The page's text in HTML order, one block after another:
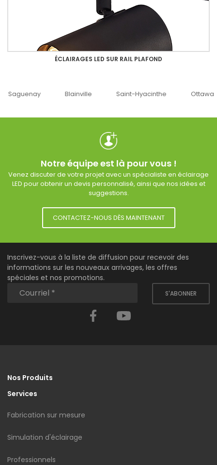
ÉCLAIRAGES LED SUR RAIL PLAFOND
Blainville Saint-Hyacinthe Ottawa
Notre équipe est là pour vous !
Venez discuter de votre projet avec un spécialiste en éclairage
LED pour obtenir un devis personnalisé, ainsi que nos idées et
suggestions.
CONTACTEZ-NOUS DÈS MAINTENANT
Inscrivez-vous à la liste de diffusion pour recevoir des
informations sur les nouveaux arrivages, les offres
spéciales et nos promotions.
S'ABONNER
Facebook
Nos Produits
Services
Fabrication sur mesure
Simulation d'éclairage
Professionnels